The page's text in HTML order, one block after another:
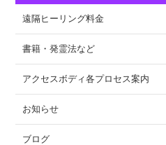
遠隔ヒーリング料金
書籍・発霊法など
アクセスボディ各プロセス案内
お知らせ
ブログ